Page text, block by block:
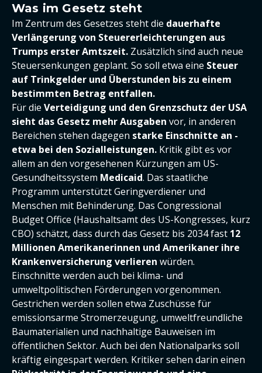
Was im Gesetz steht
Im Zentrum des Gesetzes steht die dauerhafte
Verlängerung von Steuererleichterungen aus
Trumps erster Amtszeit. Zusätzlich sind auch neue
Steuersenkungen geplant. So soll etwa eine Steuer
auf Trinkgelder und Überstunden bis zu einem
bestimmten Betrag entfallen.
Für die Verteidigung und den Grenzschutz der USA
sieht das Gesetz mehr Ausgaben vor, in anderen
Bereichen stehen dagegen starke Einschnitte an -
etwa bei den Sozialleistungen. Kritik gibt es vor
allem an den vorgesehenen Kürzungen am US-
Gesundheitssystem Medicaid. Das staatliche
Programm unterstützt Geringverdiener und
Menschen mit Behinderung. Das Congressional
Budget Office (Haushaltsamt des US-Kongresses, kurz
CBO) schätzt, dass durch das Gesetz bis 2034 fast 12
Millionen Amerikanerinnen und Amerikaner ihre
Krankenversicherung verlieren würden.
Einschnitte werden auch bei klima- und
umweltpolitischen Förderungen vorgenommen.
Gestrichen werden sollen etwa Zuschüsse für
emissionsarme Stromerzeugung, umweltfreundliche
Baumaterialien und nachhaltige Bauweisen im
öffentlichen Sektor. Auch bei den Nationalparks soll
kräftig eingespart werden. Kritiker sehen darin einen